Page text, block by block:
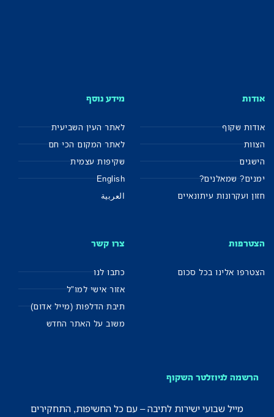
אודות
אודות שקוף
הצוות
הישגים
ימנים? שמאלנים?
חזון ועקרונות עיתונאיים
מידע נוסף
לאתר העין השביעית
לאתר המקום הכי חם
שקיפות עצמית
English
العربية
הצטרפות
הצטרפו אלינו בכל סכום
צרו קשר
כתבו לנו
אזור אישי למו"ל
תיבת הדלפות (מייל אדום)
משוב על האתר החדש
הרשמה לניוזלטר השקוף
מייל שבועי ישירות לתיבה – עם כל החשיפות, התחקירים